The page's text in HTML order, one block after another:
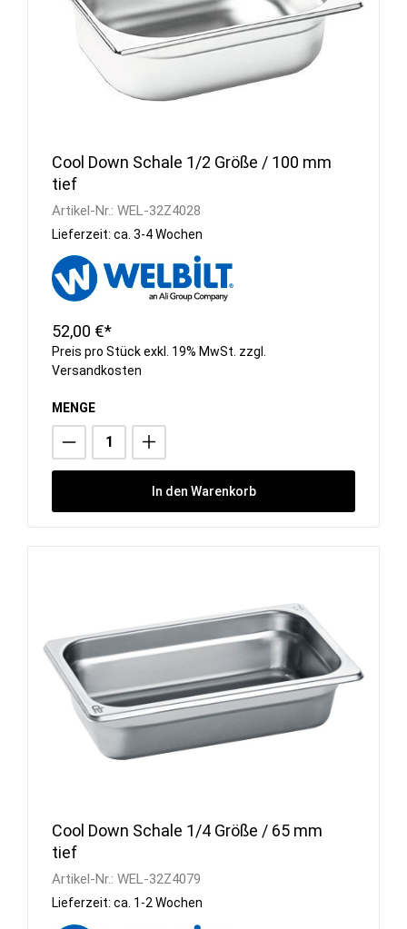
Cool Down Schale 1/2 Größe / 100 mm
tief
Artikel-Nr.: WEL-32Z4028
Lieferzeit: ca. 3-4 Wochen
52,00 €*
Preis pro Stück exkl. 19% MwSt. zzgl.
Versandkosten
MENGE
In den Warenkorb
Cool Down Schale 1/4 Größe / 65 mm
tief
Artikel-Nr.: WEL-32Z4079
Lieferzeit: ca. 1-2 Wochen